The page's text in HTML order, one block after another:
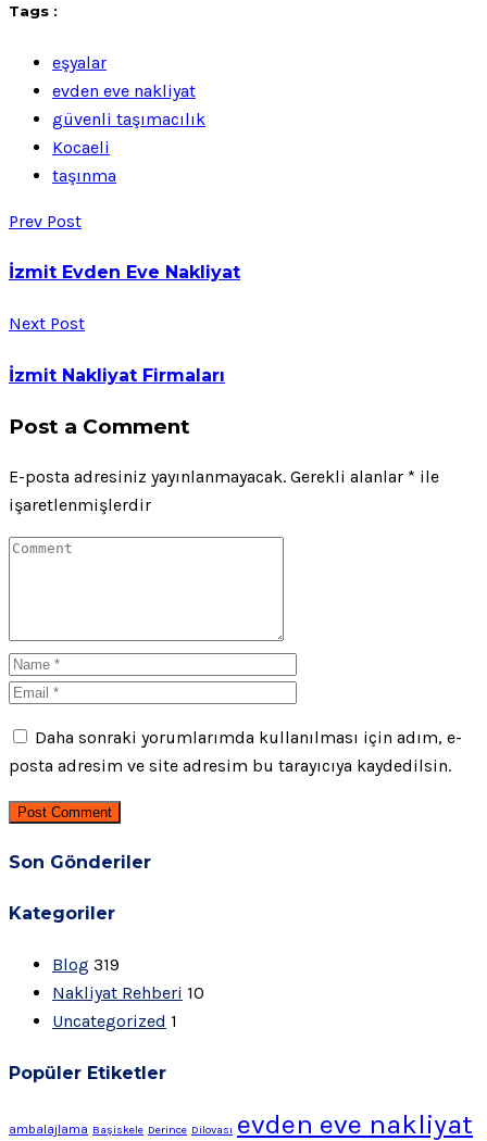
Tags :
eşyalar
evden eve nakliyat
güvenli taşımacılık
Kocaeli
taşınma
Prev Post
İzmit Evden Eve Nakliyat
Next Post
İzmit Nakliyat Firmaları
Post a Comment
E-posta adresiniz yayınlanmayacak. Gerekli alanlar * ile
işaretlenmişlerdir
Daha sonraki yorumlarımda kullanılması için adım, e-
posta adresim ve site adresim bu tarayıcıya kaydedilsin.
Post Comment
Son Gönderiler
Kategoriler
Blog 319
Nakliyat Rehberi 10
Uncategorized 1
Popüler Etiketler
ambalajlama Başiskele Derince Dilovası evden eve nakliyat